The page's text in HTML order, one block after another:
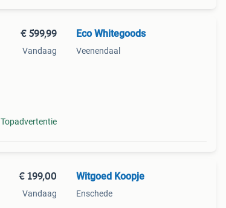
€ 599,99
Vandaag
Topadvertentie
Eco Whitegoods
Veenendaal
€ 199,00
Vandaag
Witgoed Koopje
Enschede